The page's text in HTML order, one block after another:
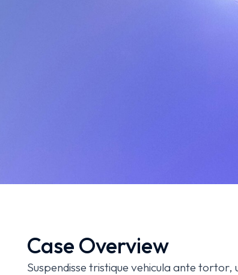
Case Overview
Suspendisse tristique vehicula ante